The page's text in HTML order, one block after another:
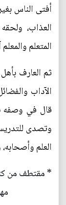
أفتى الناس
العذاب،
المتعلم
ثم العارف
الآداب
قال في وصفه
وتصدى
العلم
* مقتطف من